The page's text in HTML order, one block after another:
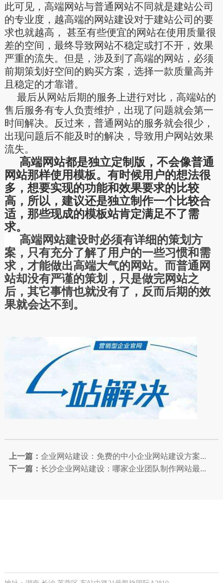
此可见，高端网站与普通网站不同就是建站公司
的专业度，越高端的网站建设对于建站公司的要
求也就越高， 甚至有些便宜的网站在使用质量很
差的空间，最终导致网站不稳定或打不开，效果
严重的流失。但是，涉及到了高端的网站，必须
前期策划好空间的购买方案，选择一款质量高并
且稳定的才靠谱。
最后从网站后期的服务上进行对比，高端站的
售后服务有专人负责维护，出现了问题就会第一
时间解决。反过来，普通网站的服务就会很少，
出现问题后不能及时的解决，导致用户网站效果
流失。
高端网站都是独立定制版，不会像普通
网站那样使用模板。有时候用户的想法很
多，想要实现的功能和效果要求的比较
高，所以，建议还是独立制作一个比较合
适，那些现成的模板站肯定满足不了需
求。
高端网站建设时必须有详细的策划方
案，只有充分了解了用户的一些习惯和需
求，才能做出高端大气的网站。而普通网
站却没有严谨的策划，只是做完网站之
后，其它事情也就没有了，反而后期的效
果就会达不到。
上一篇： 企业网站建设：免费的中小企业网站建设方案...
下一篇： 长沙企业网站建设：哪家企业团队制作网站最...